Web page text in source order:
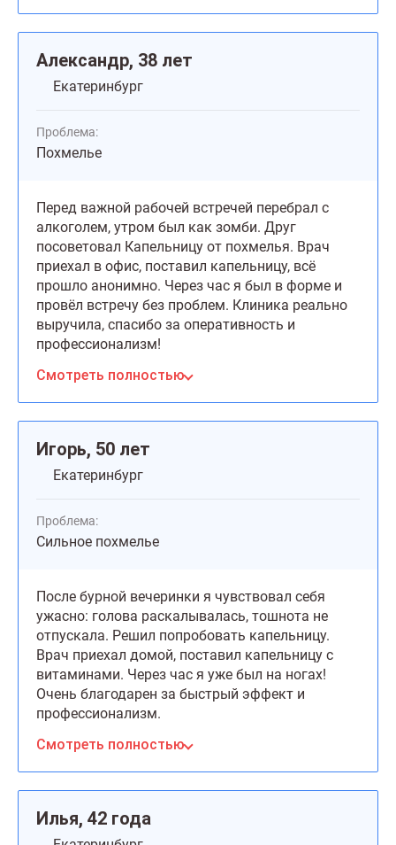
вашу работу!
Александр, 38 лет
Екатеринбург
Проблема:
Похмелье
Перед важной рабочей встречей перебрал с
алкоголем, утром был как зомби. Друг
посоветовал Капельницу от похмелья. Врач
приехал в офис, поставил капельницу, всё
прошло анонимно. Через час я был в форме и
провёл встречу без проблем. Клиника реально
выручила, спасибо за оперативность и
профессионализм!
Смотреть полностью
Игорь, 50 лет
Екатеринбург
Проблема:
Сильное похмелье
После бурной вечеринки я чувствовал себя
ужасно: голова раскалывалась, тошнота не
отпускала. Решил попробовать капельницу.
Врач приехал домой, поставил капельницу с
витаминами. Через час я уже был на ногах!
Очень благодарен за быстрый эффект и
профессионализм.
Смотреть полностью
Илья, 42 года